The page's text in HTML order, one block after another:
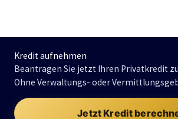
Kredit aufnehmen
Beantragen Sie jetzt Ihren Privatkredit
Ohne Verwaltungs- oder
Jetzt Kredit